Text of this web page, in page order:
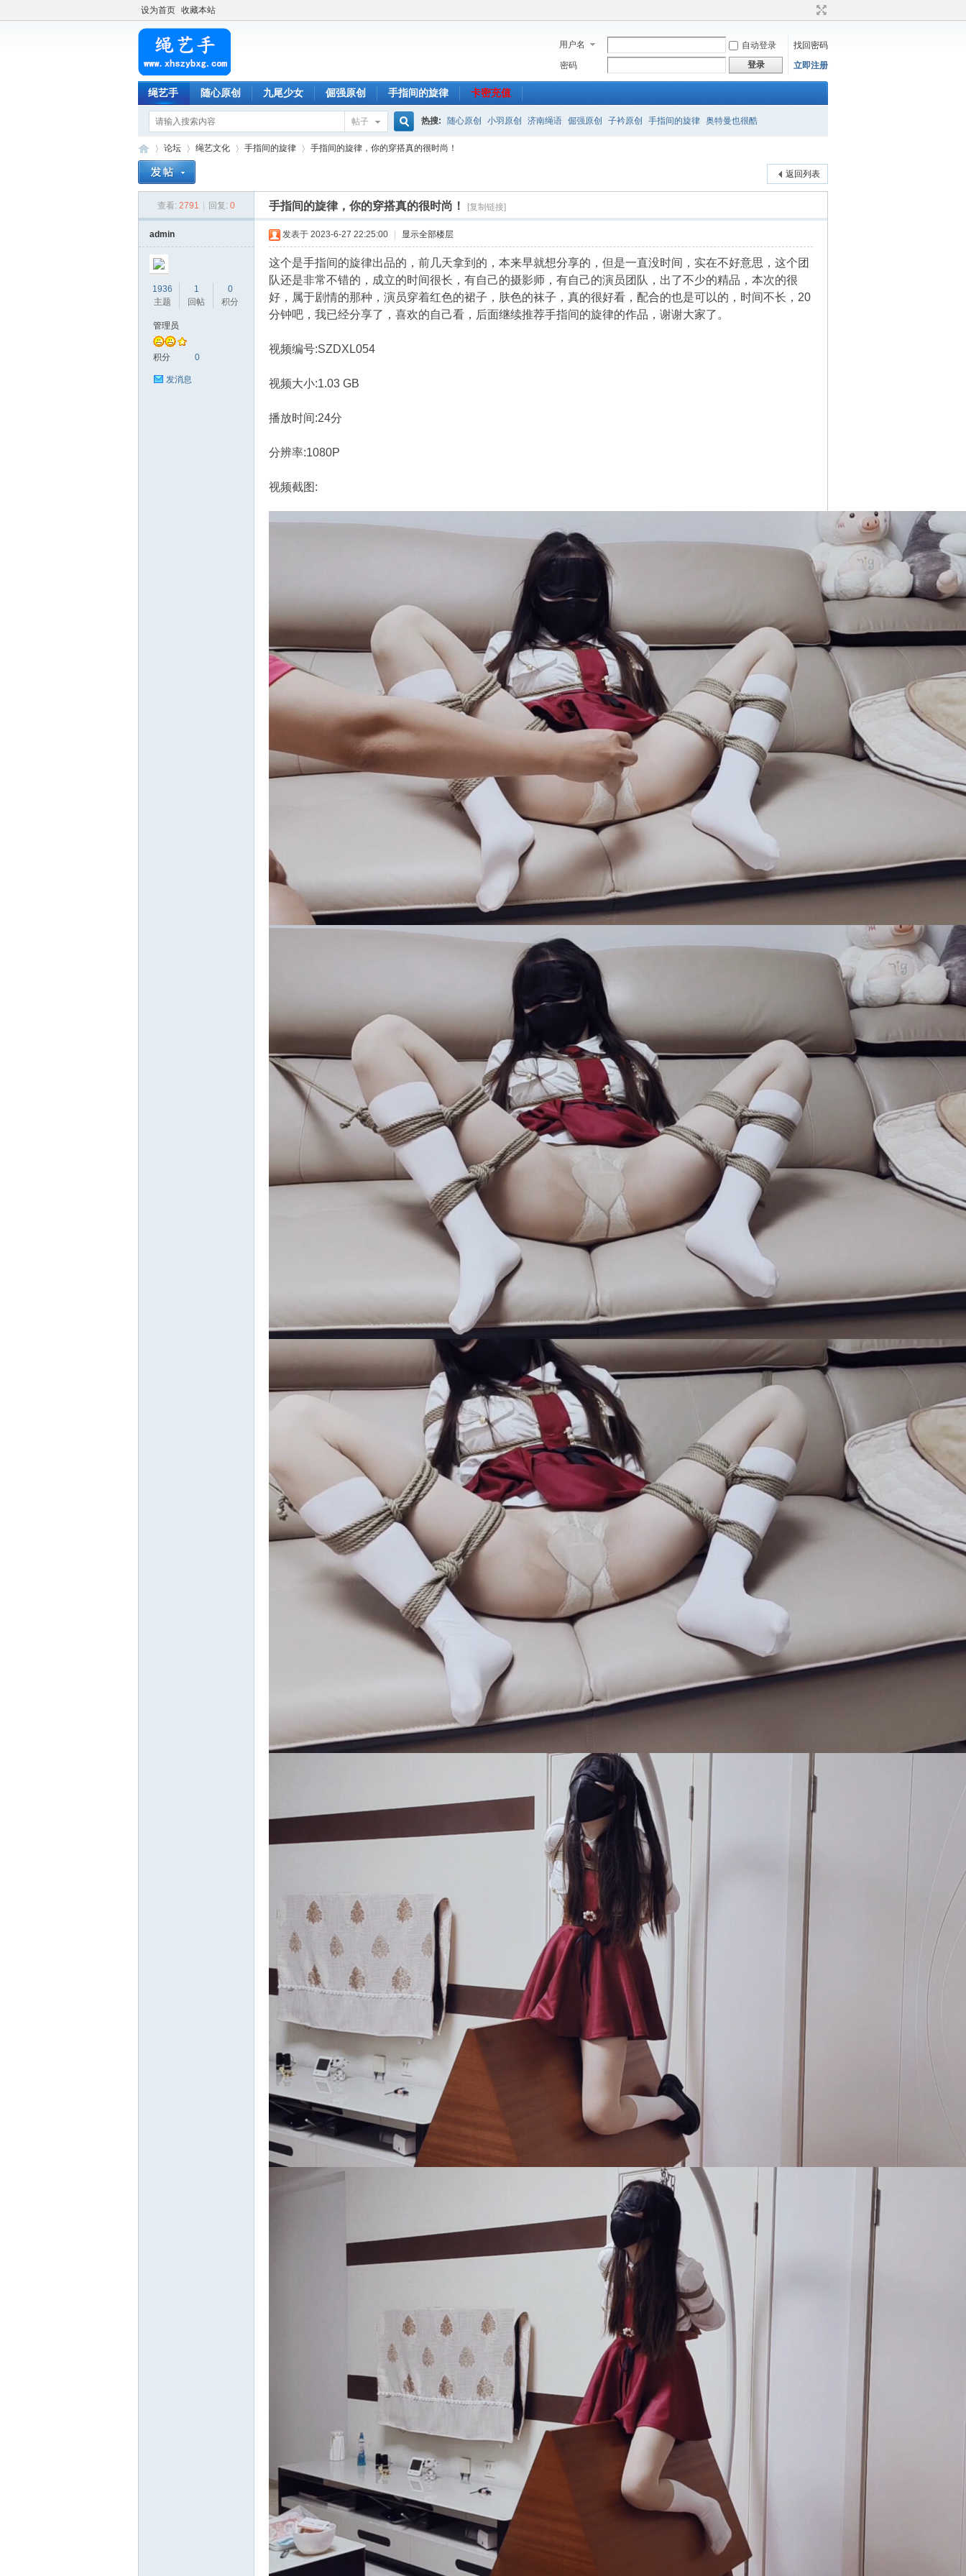
设为首页 收藏本站
用户名 自动登录
找回密码
密码
登录 立即注册
绳艺手 随心原创 九尾少女 倔强原创 手指间的旋律 卡密充值
帖子
搜
索
热搜: 随心原创 小羽原创 济南绳语 倔强原创 子衿原创 手指间的旋律 奥特曼也很酷
论坛
›
绳艺文化
›
手指间的旋律
›
手指间的旋律，你的穿搭真的很时尚！
返回列表
查看: 2791 回复: 0 手指间的旋律，你的穿搭真的很时尚！ [复制链接]
admin
1936
主题
1
回帖
0
积分
管理员
积分 0
发消息
发表于 2023-6-27 22:25:00 显示全部楼层
这个是手指间的旋律出品的，前几天拿到的，本来早就想分享的，但是一直没时间，实在不好意思，这个团
队还是非常不错的，成立的时间很长，有自己的摄影师，有自己的演员团队，出了不少的精品，本次的很
好，属于剧情的那种，演员穿着红色的裙子，肤色的袜子，真的很好看，配合的也是可以的，时间不长，20
分钟吧，我已经分享了，喜欢的自己看，后面继续推荐手指间的旋律的作品，谢谢大家了。
视频编号:SZDXL054
视频大小:1.03 GB
播放时间:24分
分辨率:1080P
视频截图: